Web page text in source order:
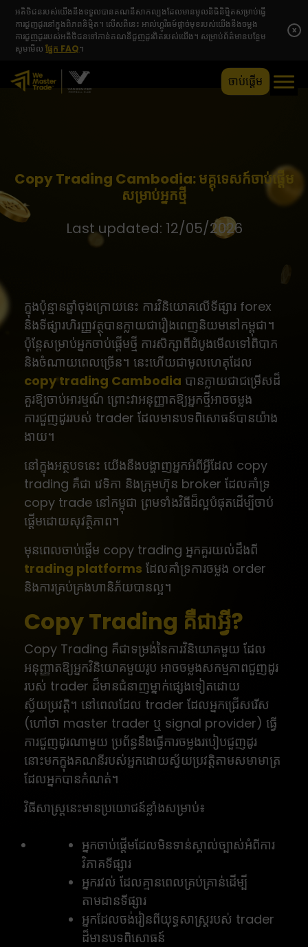
អតិថិជនរបស់យើងនឹងទទួលបានគណនីសាកល្បងដែលមានមូលនិធិនិម្មិតសម្រាប់ធ្វើ
ការជួញដូរនៅក្នុងពិភពនិម្មិត។ លើសពីនេះ អាល់ហ្គូរីធម៍ផ្តាច់មុខរបស់យើងនឹងចម្លង
ការជួញដូររបស់អតិថិជនទៅកាន់គណនីជួញដូរពិតរបស់យើង។ សម្រាប់ព័ត៌មានបន្ថែម
សូមមើលផ្នែក FAQ។
x
ចាប់ផ្តើម
Copy Trading Cambodia: មគ្គុទេសក៍ចាប់ផ្តើម
សម្រាប់អ្នកថ្មី
Last updated: 12/05/2026
ក្នុងប៉ុន្មានឆ្នាំចុងក្រោយនេះ ការវិនិយោគលើទីផ្សារ forex
និងទីផ្សារហិរញ្ញវត្ថុបានក្លាយជារឿងពេញនិយមនៅកម្ពុជា។
ប៉ុន្តែសម្រាប់អ្នកចាប់ផ្តើមថ្មី ការសិក្សាពីដំបូងមើលទៅពិបាក
និងចំណាយពេលច្រើន។ នេះហើយជាមូលហេតុដែល
copy trading Cambodia បានក្លាយជាជម្រើសដ៏
គួរឱ្យចាប់អារម្មណ៍ ព្រោះវាអនុញ្ញាតឱ្យអ្នកថ្មីអាចចម្លង
ការជួញដូររបស់ trader ដែលមានបទពិសោធន៍បានយ៉ាង
ងាយ។
នៅក្នុងអត្ថបទនេះ យើងនឹងបង្ហាញអ្នកអំពីអ្វីដែល copy
trading គឺជា វេទិកា និងក្រុមហ៊ុន broker ដែលគាំទ្រ
copy trade នៅកម្ពុជា ព្រមទាំងវិធីដ៏ល្អបំផុតដើម្បីចាប់
ផ្តើមដោយសុវត្ថិភាព។
មុនពេលចាប់ផ្តើម copy trading អ្នកគួរយល់ដឹងពី
trading platforms ដែលគាំទ្រការចម្លង order
និងការគ្រប់គ្រងហានិភ័យបានល្អ។
Copy Trading គឺជាអ្វី?
Copy Trading គឺជាទម្រង់នៃការវិនិយោគមួយ ដែល
អនុញ្ញាតឱ្យអ្នកវិនិយោគមួយរូប អាចចម្លងសកម្មភាពជួញដូរ
របស់ trader ដ៏មានជំនាញម្នាក់ផ្សេងទៀតដោយ
ស្វ័យប្រវត្តិ។ នៅពេលដែល trader ដែលអ្នកជ្រើសរើស
(ហៅថា master trader ឬ signal provider) ធ្វើ
ការជួញដូរណាមួយ ប្រព័ន្ធនឹងធ្វើការចម្លងរបៀបជួញដូរ
នោះមកក្នុងគណនីរបស់អ្នកដោយស្វ័យប្រវត្តិតាមសមាមាត្រ
ដែលអ្នកបានកំណត់។
វិធីសាស្ត្រនេះមានប្រយោជន៍ខ្លាំងសម្រាប់៖
អ្នកចាប់ផ្តើមដែលមិនទាន់ស្គាល់ច្បាស់អំពីការ
វិភាគទីផ្សារ
អ្នករវល់ ដែលគ្មានពេលគ្រប់គ្រាន់ដើម្បី
តាមដានទីផ្សារ
អ្នកដែលចង់រៀនពីយុទ្ធសាស្ត្ររបស់ trader
ដ៏មានបទពិសោធន៍